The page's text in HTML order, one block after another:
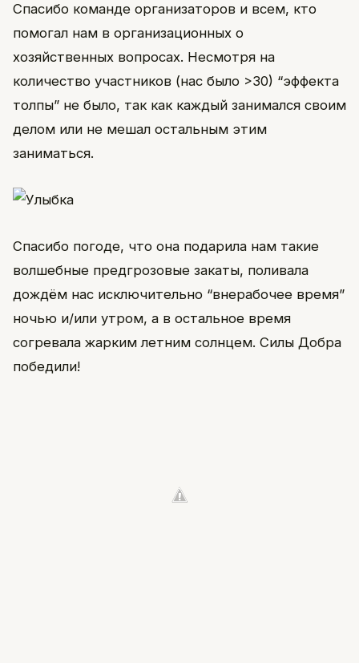
Спасибо команде организаторов и всем, кто
помогал нам в организационных о
хозяйственных вопросах. Несмотря на
количество участников (нас было >30) “эффекта
толпы” не было, так как каждый занимался своим
делом или не мешал остальным этим
заниматься.
Спасибо погоде, что она подарила нам такие
волшебные предгрозовые закаты, поливала
дождём нас исключительно “внерабочее время”
ночью и/или утром, а в остальное время
согревала жарким летним солнцем. Силы Добра
победили!